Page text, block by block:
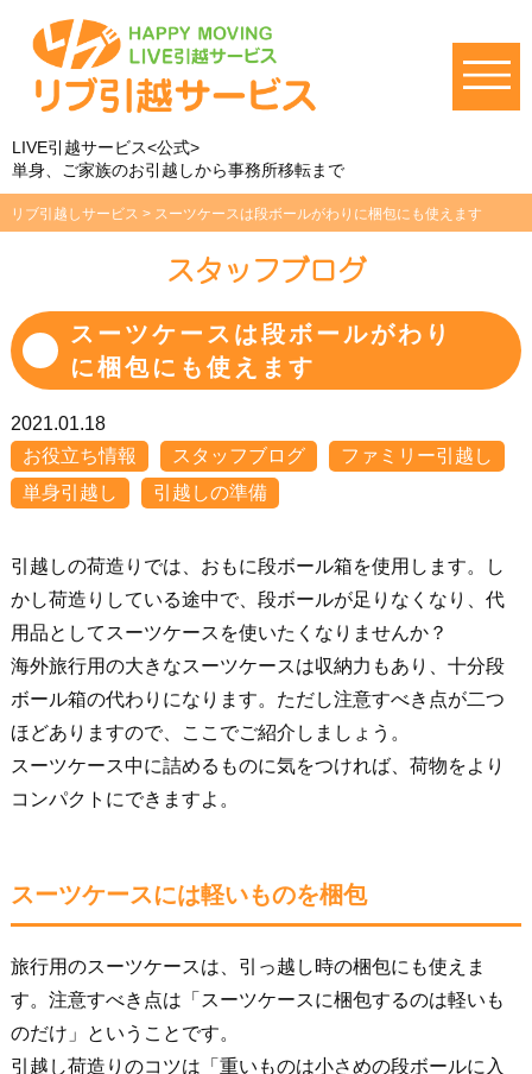
LIVE引越サービス<公式>
単身、ご家族のお引越しから事務所移転まで
リブ引越しサービス > スーツケースは段ボールがわりに梱包にも使えます
スタッフブログ
スーツケースは段ボールがわり
に梱包にも使えます
2021.01.18
お役立ち情報
スタッフブログ
ファミリー引越し
単身引越し
引越しの準備
引越しの荷造りでは、おもに段ボール箱を使用します。し
かし荷造りしている途中で、段ボールが足りなくなり、代
用品としてスーツケースを使いたくなりませんか？
海外旅行用の大きなスーツケースは収納力もあり、十分段
ボール箱の代わりになります。ただし注意すべき点が二つ
ほどありますので、ここでご紹介しましょう。
スーツケース中に詰めるものに気をつければ、荷物をより
コンパクトにできますよ。
スーツケースには軽いものを梱包
旅行用のスーツケースは、引っ越し時の梱包にも使えま
す。注意すべき点は「スーツケースに梱包するのは軽いも
のだけ」ということです。
引越し荷造りのコツは「重いものは小さめの段ボールに入